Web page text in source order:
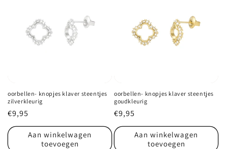
oorbellen- knopjes klaver steentjes
zilverkleurig
Normale
prijs
€9,95
Aan winkelwagen
toevoegen
oorbellen- knopjes klaver steentjes
goudkleurig
Normale
prijs
€9,95
Aan winkelwagen
toevoegen